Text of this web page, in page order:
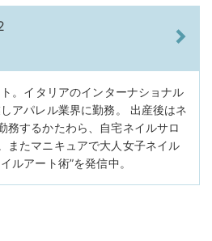
。イタリアのインターナショナル
アパレル業界に勤務。 出産後はネ
務するかたわら、自宅ネイルサロ
またマニキュアで大人女子ネイル
ルアート術”を発信中。